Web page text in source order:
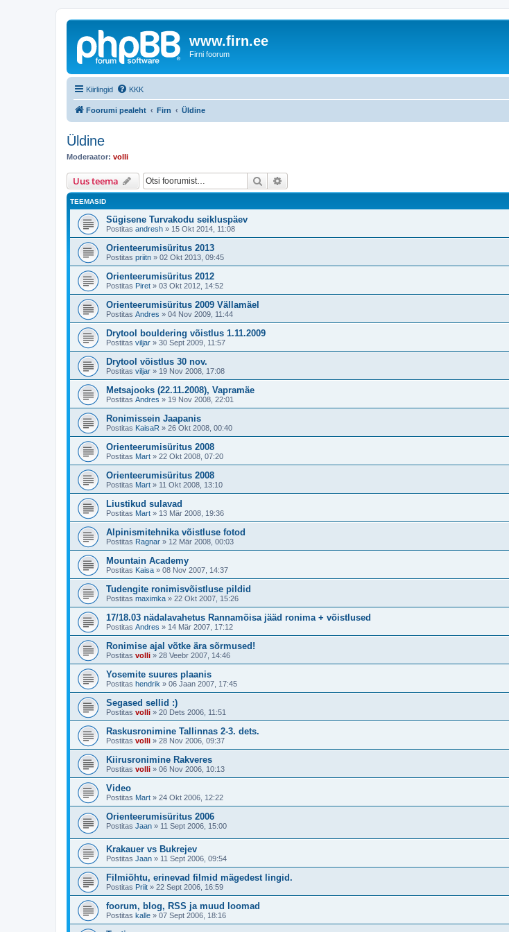
www.firn.ee
Firni foorum
Kiirlingid KKK
Foorumi pealeht Firn Üldine
Üldine
Moderaator: volli
Uus teema Otsi
TEEMASID
Sügisene Turvakodu seikluspäev
Postitas andresh » 15 Okt 2014, 11:08
Orienteerumisüritus 2013
Postitas priitn » 02 Okt 2013, 09:45
Orienteerumisüritus 2012
Postitas Piret » 03 Okt 2012, 14:52
Orienteerumisüritus 2009 Vällamäel
Postitas Andres » 04 Nov 2009, 11:44
Drytool bouldering võistlus 1.11.2009
Postitas viljar » 30 Sept 2009, 11:57
Drytool võistlus 30 nov.
Postitas viljar » 19 Nov 2008, 17:08
Metsajooks (22.11.2008), Vapramäe
Postitas Andres » 19 Nov 2008, 22:01
Ronimissein Jaapanis
Postitas KaisaR » 26 Okt 2008, 00:40
Orienteerumisüritus 2008
Postitas Mart » 22 Okt 2008, 07:20
Orienteerumisüritus 2008
Postitas Mart » 11 Okt 2008, 13:10
Liustikud sulavad
Postitas Mart » 13 Mär 2008, 19:36
Alpinismitehnika võistluse fotod
Postitas Ragnar » 12 Mär 2008, 00:03
Mountain Academy
Postitas Kaisa » 08 Nov 2007, 14:37
Tudengite ronimisvõistluse pildid
Postitas maximka » 22 Okt 2007, 15:26
17/18.03 nädalavahetus Rannamõisa jääd ronima + võistlused
Postitas Andres » 14 Mär 2007, 17:12
Ronimise ajal võtke ära sõrmused!
Postitas volli » 28 Veebr 2007, 14:46
Yosemite suures plaanis
Postitas hendrik » 06 Jaan 2007, 17:45
Segased sellid :)
Postitas volli » 20 Dets 2006, 11:51
Raskusronimine Tallinnas 2-3. dets.
Postitas volli » 28 Nov 2006, 09:37
Kiirusronimine Rakveres
Postitas volli » 06 Nov 2006, 10:13
Video
Postitas Mart » 24 Okt 2006, 12:22
Orienteerumisüritus 2006
Postitas Jaan » 11 Sept 2006, 15:00
Krakauer vs Bukrejev
Postitas Jaan » 11 Sept 2006, 09:54
Filmiõhtu, erinevad filmid mägedest lingid.
Postitas Priit » 22 Sept 2006, 16:59
foorum, blog, RSS ja muud loomad
Postitas kalle » 07 Sept 2006, 18:16